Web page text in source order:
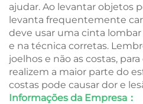
ajudar. Ao levantar objetos
levanta frequentemente
deve usar uma cinta lombar
e na técnica corretas.
joelhos e não as costas,
realizem a maior parte do
costas pode causar dor e
Informações da Empresa：